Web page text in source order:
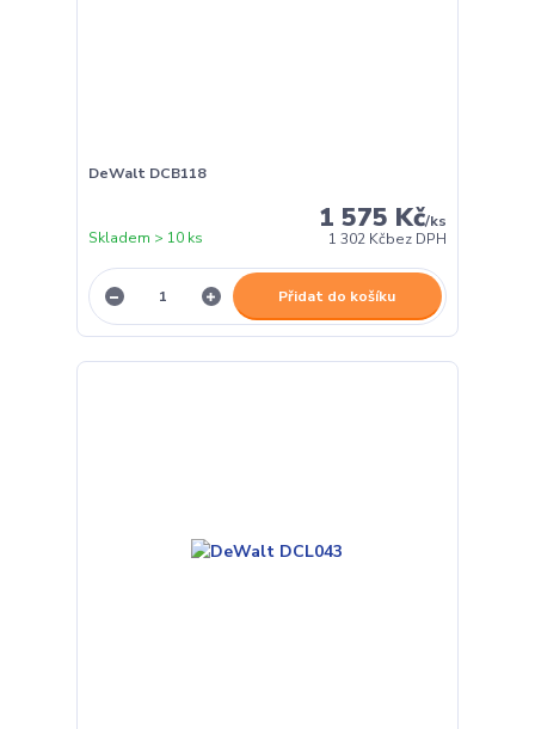
DeWalt DCB118
1 575 Kč/ks
1 302 Kčbez DPH
Skladem > 10 ks
Přidat do košíku